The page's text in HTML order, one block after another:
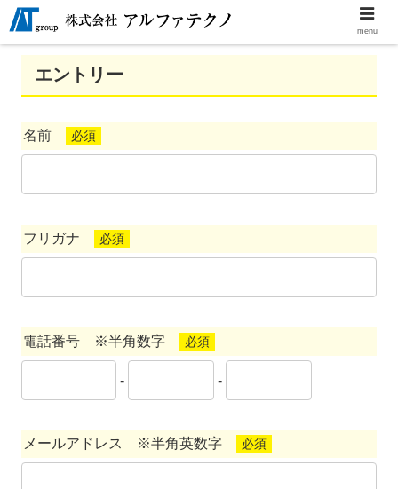
エントリー
名前 必須
フリガナ 必須
電話番号 ※半角数字 必須
- -
メールアドレス ※半角英数字 必須
menu